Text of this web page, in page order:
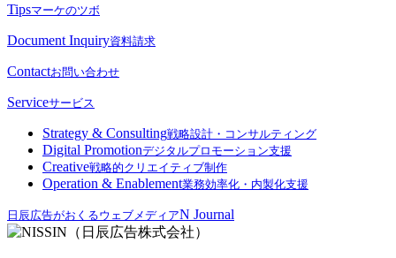
Tipsマーケのツボ
Document Inquiry資料請求
Contactお問い合わせ
Serviceサービス
Strategy & Consulting戦略設計・コンサルティング
Digital Promotionデジタルプロモーション支援
Creative戦略的クリエイティブ制作
Operation & Enablement業務効率化・内製化支援
日辰広告がおくるウェブメディアN Journal